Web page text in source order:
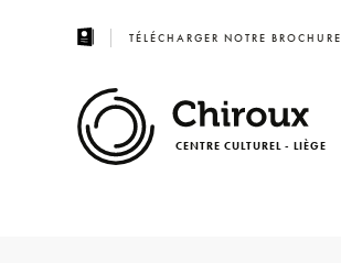
TÉLÉCHARGER NOTRE BROCHURE
CENTRE CULTUREL - LIÈGE